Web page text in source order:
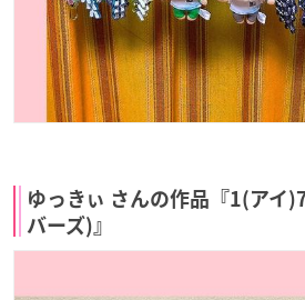
ゆっきぃ さんの作品『1(アイ
バーズ)』